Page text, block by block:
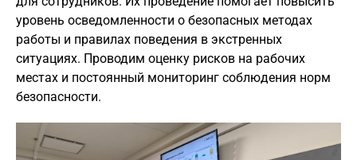
уровень осведомленности о безопасных методах
работы и правилах поведения в экстренных
ситуациях. Проводим оценку рисков на рабочих
местах и постоянный мониторинг соблюдения норм
безопасности.